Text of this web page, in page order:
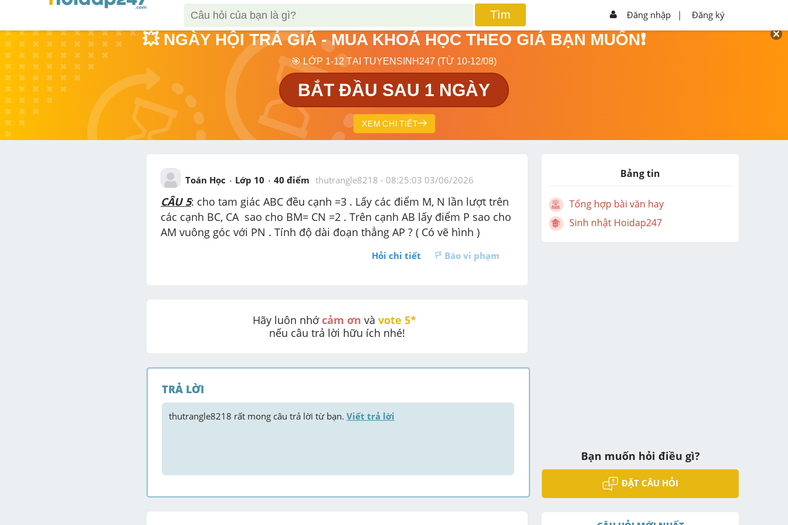
Tìm Đăng nhập | Đăng ký
💥 NGÀY HỘI TRẢ GIÁ - MUA KHOÁ HỌC THEO GIÁ BẠN MUỐN❗
🎯 LỚP 1-12 TẠI TUYENSINH247 (TỪ 10-12/08)
BẮT ĐẦU SAU 1 NGÀY
XEM CHI TIẾT
Toán Học Lớp 10 40 điểm thutrangle8218 - 08:25:03 03/06/2026
CÂU 5: cho tam giác ABC đều cạnh =3 . Lấy các điểm M, N lần lượt trên
các cạnh BC, CA  sao cho BM= CN =2 . Trên cạnh AB lấy điểm P sao cho
AM vuông góc với PN . Tính độ dài đoạn thẳng AP ? ( Có vẽ hình )
Hỏi chi tiết Báo vi phạm
Hãy luôn nhớ cảm ơn và vote 5*
nếu câu trả lời hữu ích nhé!
TRẢ LỜI
thutrangle8218 rất mong câu trả lời từ bạn. Viết trả lời
Bảng tin
Tổng hợp bài văn hay
Sinh nhật Hoidap247
Bạn muốn hỏi điều gì?
ĐẶT CÂU HỎI